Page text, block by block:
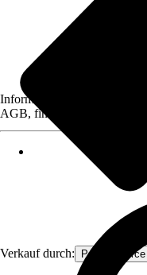
Verkauf durch:
Informationen des
AGB, finden Sie bei Klick